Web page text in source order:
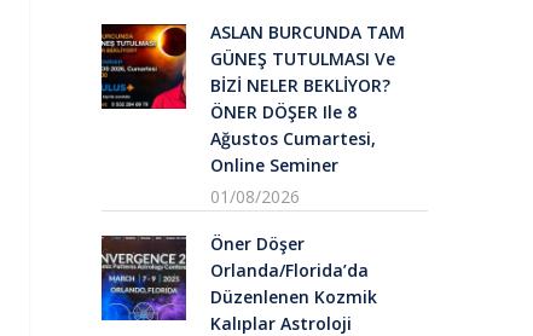
ASLAN BURCUNDA TAM
GÜNEŞ TUTULMASI Ve
BİZİ NELER BEKLİYOR?
ÖNER DÖŞER Ile 8
Ağustos Cumartesi,
Online Seminer
01/08/2026
Öner Döşer
Orlanda/Florida’da
Düzenlenen Kozmik
Kalıplar Astroloji